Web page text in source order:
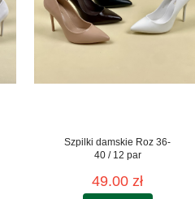
Szpilki damskie Roz 36-
40 / 12 par
49.00 zł